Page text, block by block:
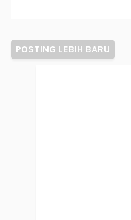
POSTING LEBIH BARU